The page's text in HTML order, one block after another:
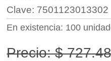
Clave: 7501123013302
En existencia: 100
Precio: $